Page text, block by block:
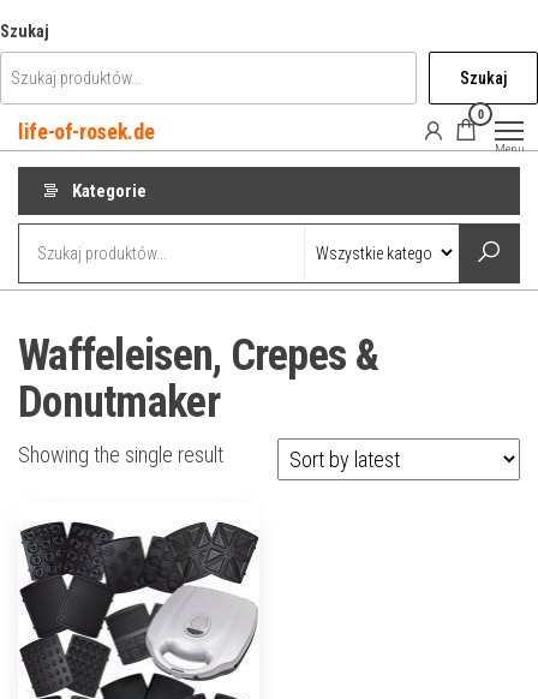
do
treści
Szukaj
Szukaj
life-of-rosek.de
0
Menu
Kategorie
Waffeleisen, Crepes &
Donutmaker
Showing the single result